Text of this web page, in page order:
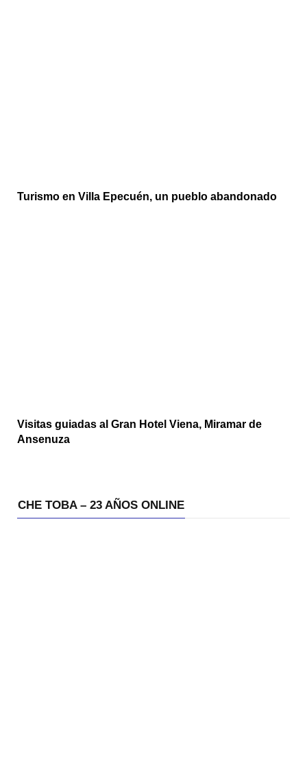
Turismo en Villa Epecuén, un pueblo abandonado
Visitas guiadas al Gran Hotel Viena, Miramar de
Ansenuza
CHE TOBA – 23 AÑOS ONLINE